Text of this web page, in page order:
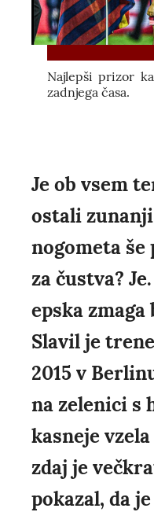
Najlepši prizor
zadnjega časa.
Je ob vsem
ostali
nogometa še
za čustva?
epska zmaga
Slavil je
2015 v
na zelenici s
kasneje
zdaj je
pokazal, da